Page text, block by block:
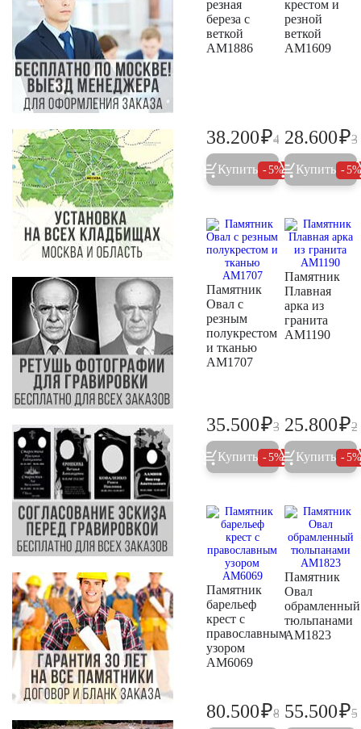
резная
береза с
веткой
AM1886
40.200
38.200₽
Купить 5%
крестом и
резной
веткой
AM1609
28.600₽
Купить 5%
Памятник
Овал с
резным
полукрестом
и тканью
AM1707
37.400
35.500₽
Купить 5%
Памятник
Плавная
арка из
гранита
AM1190
25.800₽
Купить 5%
Памятник
барельеф
крест с
православным
узором
AM6069
84.700
80.500₽
Памятник
Овал
обрамленный
тюльпанами
AM1823
55.500₽